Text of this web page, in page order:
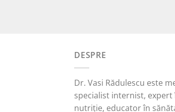
DESPRE
Dr. Vasi Rădulescu este
specialist internist, expert
nutriție, educator în